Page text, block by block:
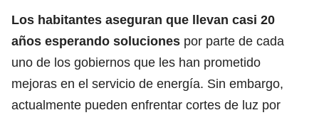
Los habitantes aseguran que llevan casi 20
años esperando soluciones por parte de cada
uno de los gobiernos que les han prometido
mejoras en el servicio de energía. Sin embargo,
actualmente pueden enfrentar cortes de luz por